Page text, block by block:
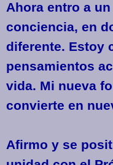
Ahora entro a
conciencia, en
diferente. Estoy
pensamientos
vida. Mi nueva
convierte en
Afirmo y se